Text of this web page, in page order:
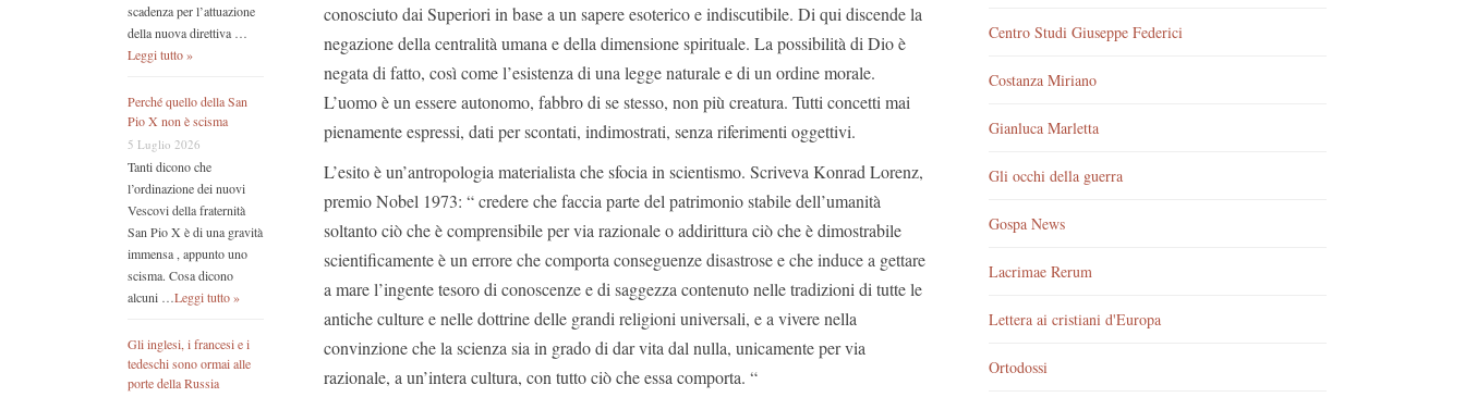
scadenza per l’attuazione
della nuova direttiva …
Leggi tutto »
Perché quello della San
Pio X non è scisma
5 Luglio 2026
Tanti dicono che
l’ordinazione dei nuovi
Vescovi della fraternità
San Pio X è di una gravità
immensa , appunto uno
scisma. Cosa dicono
alcuni …Leggi tutto »
Gli inglesi, i francesi e i
tedeschi sono ormai alle
porte della Russia
conosciuto dai Superiori in base a un sapere esoterico e indiscutibile. Di qui discende la
negazione della centralità umana e della dimensione spirituale. La possibilità di Dio è
negata di fatto, così come l’esistenza di una legge naturale e di un ordine morale.
L’uomo è un essere autonomo, fabbro di se stesso, non più creatura. Tutti concetti mai
pienamente espressi, dati per scontati, indimostrati, senza riferimenti oggettivi.
L’esito è un’antropologia materialista che sfocia in scientismo. Scriveva Konrad Lorenz,
premio Nobel 1973: “ credere che faccia parte del patrimonio stabile dell’umanità
soltanto ciò che è comprensibile per via razionale o addirittura ciò che è dimostrabile
scientificamente è un errore che comporta conseguenze disastrose e che induce a gettare
a mare l’ingente tesoro di conoscenze e di saggezza contenuto nelle tradizioni di tutte le
antiche culture e nelle dottrine delle grandi religioni universali, e a vivere nella
convinzione che la scienza sia in grado di dar vita dal nulla, unicamente per via
razionale, a un’intera cultura, con tutto ciò che essa comporta. “
Centro Studi Giuseppe Federici
Costanza Miriano
Gianluca Marletta
Gli occhi della guerra
Gospa News
Lacrimae Rerum
Lettera ai cristiani d'Europa
Ortodossi